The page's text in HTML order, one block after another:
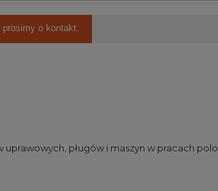
o kontakt.
pługów i maszyn w pracach